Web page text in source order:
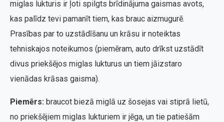
miglas lukturis ir ļoti spilgts brīdinājuma gaismas avots,
kas palīdz tevi pamanīt tiem, kas brauc aizmugurē.
Prasības par to uzstādīšanu un krāsu ir noteiktas
tehniskajos noteikumos (piemēram, auto drīkst uzstādīt
divus priekšējos miglas lukturus un tiem jāizstaro
vienādas krāsas gaisma).
Piemērs: braucot biezā miglā uz šosejas vai stiprā lietū,
no priekšējiem miglas lukturiem ir jēga, un tie patiešām